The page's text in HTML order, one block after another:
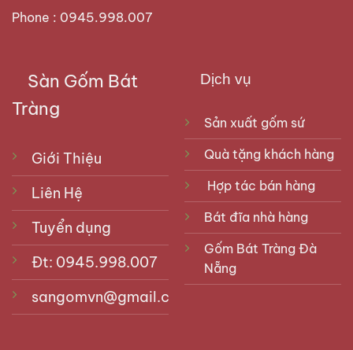
Phone : 0945.998.007
Sàn Gốm Bát
Tràng
Giới Thiệu
Liên Hệ
Tuyển dụng
Đt: 0945.998.007
sangomvn@gmail.com
Dịch vụ
Sản xuất gốm sứ
Quà tặng khách hàng
Hợp tác bán hàng
Bát đĩa nhà hàng
Gốm Bát Tràng Đà
Nẵng